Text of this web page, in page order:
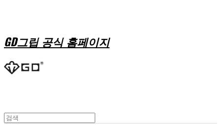
GD그립 공식 홈페이지